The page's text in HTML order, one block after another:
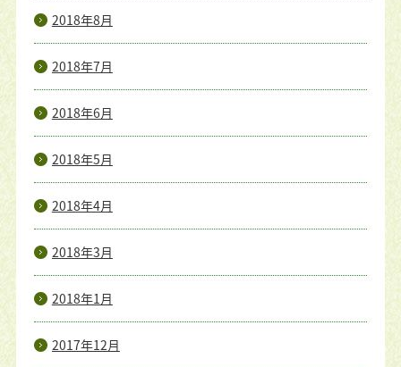
2018年8月
2018年7月
2018年6月
2018年5月
2018年4月
2018年3月
2018年1月
2017年12月